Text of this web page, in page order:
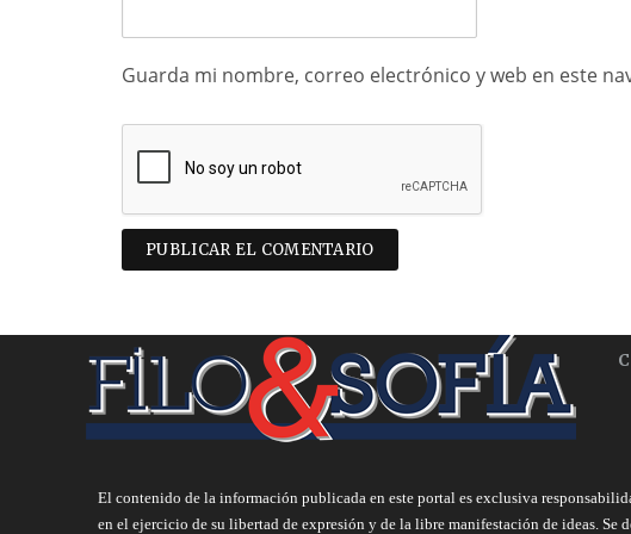
Guarda mi nombre, correo electrónico y web en este
El contenido de la información publicada en este portal es exclusiva
en el ejercicio de su libertad de expresión y de la libre manifestación de ideas. Se